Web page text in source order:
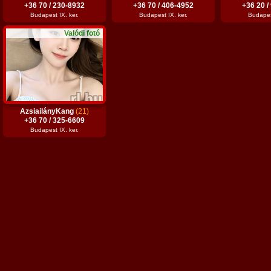
+36 70 / 230-8932
Budapest IX. ker.
+36 70 / 406-4952
Budapest IX. ker.
+36 20 /
Valódi fotó
AzsiailányKang (21)
+36 70 / 325-6609
Budapest IX. ker.